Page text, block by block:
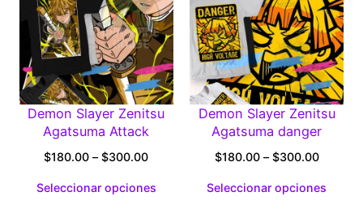
Demon Slayer Zenitsu
Agatsuma Attack
$180.00 – $300.00Price
$180.00
Seleccionar opciones
Demon Slayer Zenitsu
Agatsuma danger
$180.00 – $300.00Price
$180.00
Seleccionar opciones